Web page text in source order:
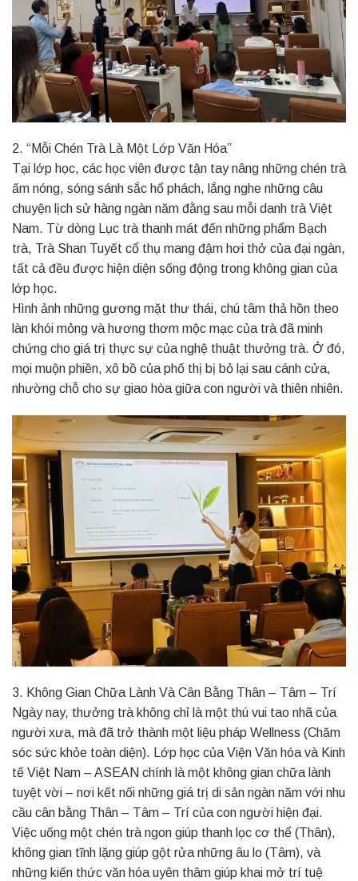
2. “Mỗi Chén Trà Là Một Lớp Văn Hóa”
Tại lớp học, các học viên được tận tay nâng những chén trà
ấm nóng, sóng sánh sắc hổ phách, lắng nghe những câu
chuyện lịch sử hàng ngàn năm đằng sau mỗi danh trà Việt
Nam. Từ dòng Lục trà thanh mát đến những phẩm Bạch
trà, Trà Shan Tuyết cổ thụ mang đậm hơi thở của đại ngàn,
tất cả đều được hiện diện sống động trong không gian của
lớp học.
Hình ảnh những gương mặt thư thái, chú tâm thả hồn theo
làn khói mỏng và hương thơm mộc mạc của trà đã minh
chứng cho giá trị thực sự của nghệ thuật thưởng trà. Ở đó,
mọi muộn phiền, xô bồ của phố thị bị bỏ lại sau cánh cửa,
nhường chỗ cho sự giao hòa giữa con người và thiên nhiên.
3. Không Gian Chữa Lành Và Cân Bằng Thân – Tâm – Trí
Ngày nay, thưởng trà không chỉ là một thú vui tao nhã của
người xưa, mà đã trở thành một liệu pháp Wellness (Chăm
sóc sức khỏe toàn diện). Lớp học của Viện Văn hóa và Kinh
tế Việt Nam – ASEAN chính là một không gian chữa lành
tuyệt vời – nơi kết nối những giá trị di sản ngàn năm với nhu
cầu cân bằng Thân – Tâm – Trí của con người hiện đại.
Việc uống một chén trà ngon giúp thanh lọc cơ thể (Thân),
không gian tĩnh lặng giúp gột rửa những âu lo (Tâm), và
những kiến thức văn hóa uyên thâm giúp khai mở trí tuệ